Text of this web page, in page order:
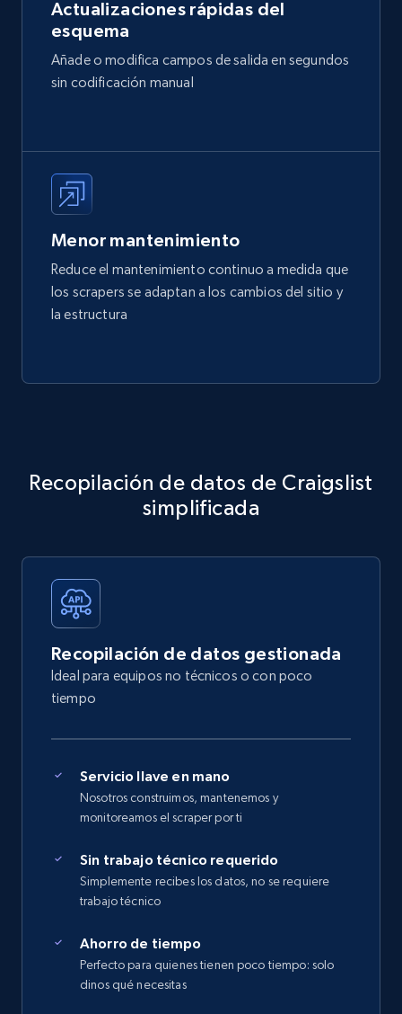
Actualizaciones rápidas del
esquema
Añade o modifica campos de salida en segundos
sin codificación manual
Menor mantenimiento
Reduce el mantenimiento continuo a medida que
los scrapers se adaptan a los cambios del sitio y
la estructura
Recopilación de datos de Craigslist
simplificada
Recopilación de datos gestionada
Ideal para equipos no técnicos o con poco
tiempo
Servicio llave en mano
Nosotros construimos, mantenemos y
monitoreamos el scraper por ti
Sin trabajo técnico requerido
Simplemente recibes los datos, no se requiere
trabajo técnico
Ahorro de tiempo
Perfecto para quienes tienen poco tiempo: solo
dinos qué necesitas